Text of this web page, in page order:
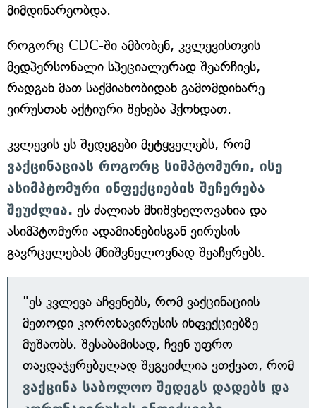
მიმდინარეობდა.
როგორც CDC-ში ამბობენ, კვლევისთვის
მედპერსონალი სპეციალურად შეარჩიეს,
რადგან მათ საქმიანობიდან გამომდინარე
ვირუსთან აქტიური შეხება ჰქონდათ.
კვლევის ეს შედეგები მეტყველებს, რომ
ვაქცინაციას როგორც სიმპტომური, ისე
ასიმპტომური ინფექციების შეჩერება
შეუძლია. ეს ძალიან მნიშვნელოვანია და
ასიმპტომური ადამიანებისგან ვირუსის
გავრცელებას მნიშვნელოვნად შეაჩერებს.
"ეს კვლევა აჩვენებს, რომ ვაქცინაციის
მეთოდი კორონავირუსის ინფექციებზე
მუშაობს. შესაბამისად, ჩვენ უფრო
თავდაჯერებულად შეგვიძლია ვთქვათ, რომ
ვაქცინა საბოლოო შედეგს დადებს და